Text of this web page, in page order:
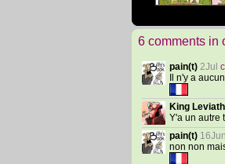
6 comments in
pain(t) 2Jul
Il n'y a
King
Y'a un autre
pain(t) 16Jun
non non